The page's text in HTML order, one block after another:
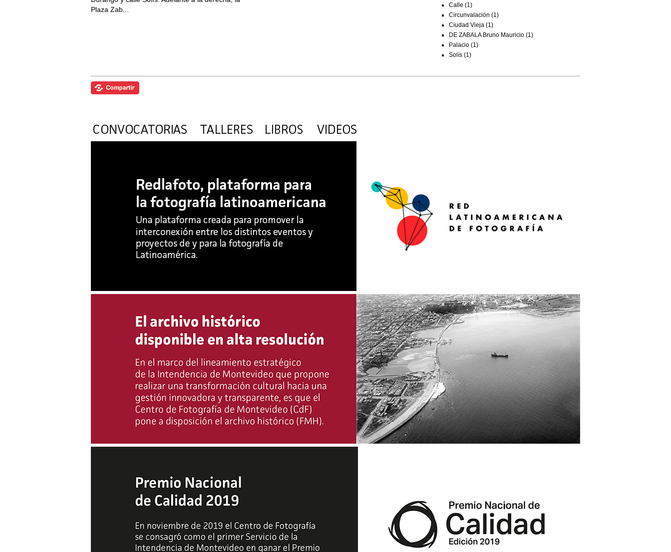
Plaza Zab...
Calle (1)
Circunvalación (1)
Ciudad Vieja (1)
DE ZABALA Bruno Mauricio (1)
Palacio (1)
Solís (1)